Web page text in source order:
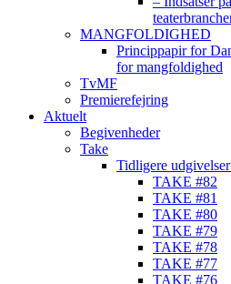
MANGFOLDIGHED
Princippapir for
for mangfoldighed
TvMF
Premierefejring
Aktuelt
Begivenheder
Take
Tidligere
TAKE #82
TAKE #81
TAKE #80
TAKE #79
TAKE #78
TAKE #77
TAKE #76